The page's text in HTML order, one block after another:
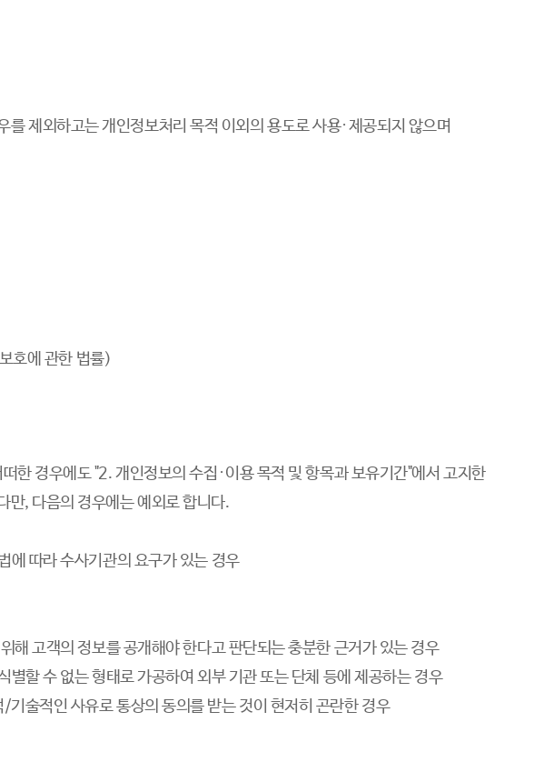
제외하고는 개인정보처리 목적 이외의 용도로 사용∙제공되지 않으며
호에 관한 법률)
한 경우에도 "2. 개인정보의 수집∙이용 목적 및 항목과 보유기간"에서 고지한
만, 다음의 경우에는 예외로 합니다.
에 따라 수사기관의 요구가 있는 경우
해 고객의 정보를 공개해야 한다고 판단되는 충분한 근거가 있는 경우
할 수 없는 형태로 가공하여 외부 기관 또는 단체 등에 제공하는 경우
술적인 사유로 통상의 동의를 받는 것이 현저히 곤란한 경우